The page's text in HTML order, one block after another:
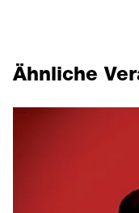
Ähnliche